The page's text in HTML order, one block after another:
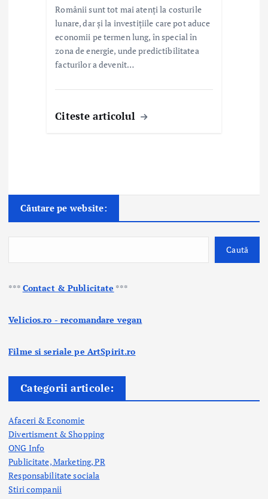
Românii sunt tot mai atenți la costurile
lunare, dar și la investițiile care pot aduce
economii pe termen lung, în special în
zona de energie, unde predictibilitatea
facturilor a devenit…
Citeste articolul
Căutare pe website:
Caută
*** Contact & Publicitate ***
Velicios.ro - recomandare vegan
Filme si seriale pe ArtSpirit.ro
Categorii articole:
Afaceri & Economie
Divertisment & Shopping
ONG Info
Publicitate, Marketing, PR
Responsabilitate sociala
Stiri companii